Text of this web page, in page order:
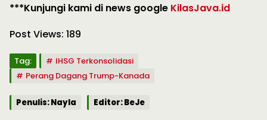
***Kunjungi kami di news google KilasJava.id
Post Views: 189
Tag:
IHSG Terkonsolidasi
Perang Dagang Trump-Kanada
Penulis: Nayla Editor: BeJe